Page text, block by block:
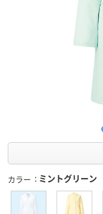
カラー ミントグリーン